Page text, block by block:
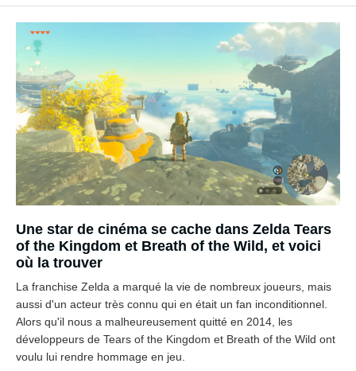
Une star de cinéma se cache dans Zelda Tears
of the Kingdom et Breath of the Wild, et voici
où la trouver
La franchise Zelda a marqué la vie de nombreux joueurs, mais
aussi d'un acteur très connu qui en était un fan inconditionnel.
Alors qu'il nous a malheureusement quitté en 2014, les
développeurs de Tears of the Kingdom et Breath of the Wild ont
voulu lui rendre hommage en jeu.